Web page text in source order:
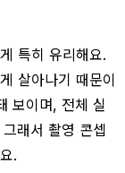
특히 유리해요.
살아나기 때문이
보이며, 전체 실
래서 촬영 콘셉
.